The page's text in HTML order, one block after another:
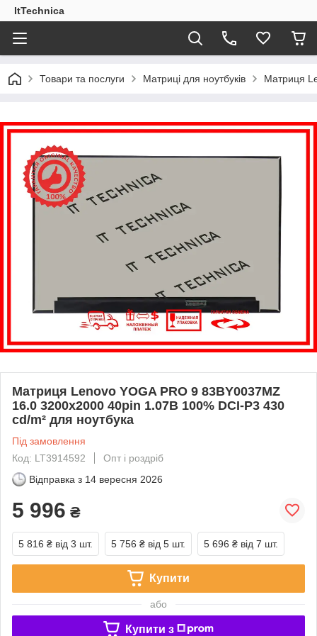
ItTechnica
Товари та послуги Матриці для ноутбуків Матриця
Матриця Lenovo YOGA PRO 9 83BY0037MZ
16.0 3200x2000 40pin 1.07B 100% DCI-P3 430
cd/m² для ноутбука
Під замовлення
Код: LT3914592
Опт і роздріб
Відправка з 14 вересня 2026
5 996 ₴
5 816 ₴ від 3 шт. 5 756 ₴ від 5 шт. 5 696 ₴ від 7 шт.
Купити
або
Купити з